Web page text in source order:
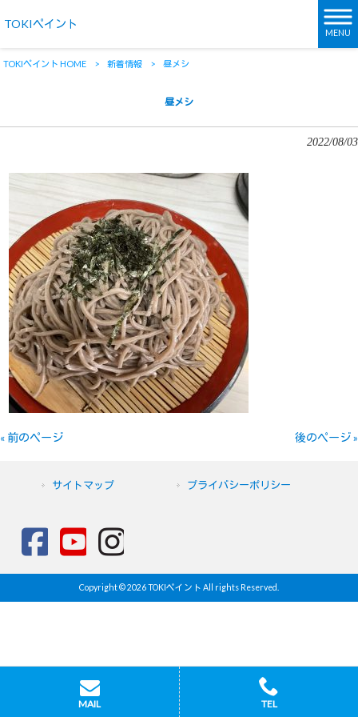
TOKIペイント
MENU
TOKIペイント HOME > 新着情報 > 昼メシ
昼メシ
2022/08/03
« 前のページ 後のページ »
サイトマップ プライバシーポリシー
Copyright © 2026 TOKIペイント All rights Reserved.
MAIL TEL